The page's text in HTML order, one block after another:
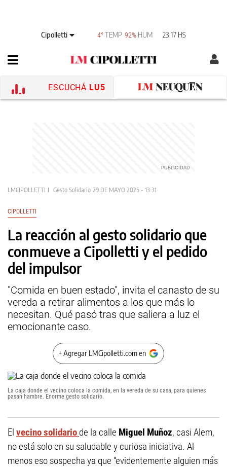
Cipolletti 4°TEMP 92% HUM 23:17 HS
ESCUCHÁ LU5
LMCIPOLLETTI Gesto Solidario 29 DE MAYO 2025 - 13:31
CIPOLLETTI
La reacción al gesto solidario que
conmueve a Cipolletti y el pedido
del impulsor
"Comida en buen estado", invita el canasto de su
vereda a retirar alimentos a los que más lo
necesitan. Qué pasó tras que saliera a luz el
emocionante caso.
+ Agregar LMCipolletti.com en
La caja donde el vecino coloca la comida, en la vereda de su casa, para quienes
pasan hambre. Enorme gesto solidario.
El vecino solidario de la calle Miguel Muñoz, casi Alem,
no está solo en su saludable y curiosa iniciativa. Al
menos eso sospecha ya que “evidentemente alguien más